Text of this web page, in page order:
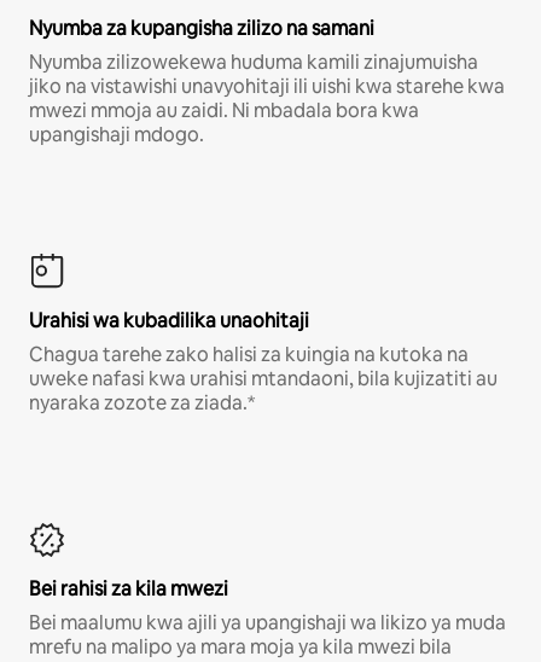
Nyumba za kupangisha zilizo na samani
Nyumba zilizowekewa huduma kamili zinajumuisha
jiko na vistawishi unavyohitaji ili uishi kwa starehe kwa
mwezi mmoja au zaidi. Ni mbadala bora kwa
upangishaji mdogo.
Urahisi wa kubadilika unaohitaji
Chagua tarehe zako halisi za kuingia na kutoka na
uweke nafasi kwa urahisi mtandaoni, bila kujizatiti au
nyaraka zozote za ziada.*
Bei rahisi za kila mwezi
Bei maalumu kwa ajili ya upangishaji wa likizo ya muda
mrefu na malipo ya mara moja ya kila mwezi bila